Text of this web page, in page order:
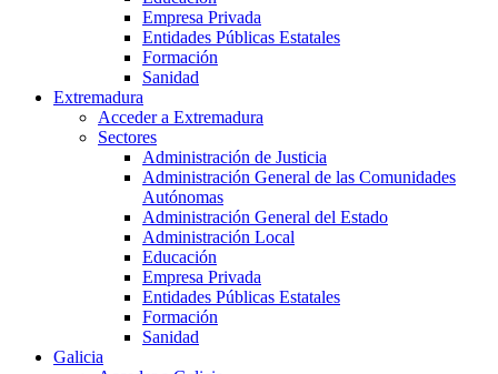
Empresa Privada
Entidades Públicas Estatales
Formación
Sanidad
Extremadura
Acceder a Extremadura
Sectores
Administración de Justicia
Administración General de las Comunidades
Autónomas
Administración General del Estado
Administración Local
Educación
Empresa Privada
Entidades Públicas Estatales
Formación
Sanidad
Galicia